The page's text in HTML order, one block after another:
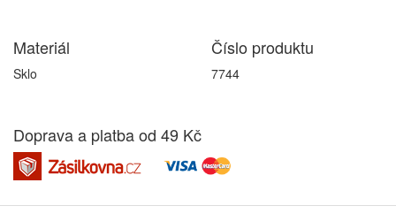
Materiál
Sklo
Číslo produktu
7744
Doprava a platba od 49 Kč